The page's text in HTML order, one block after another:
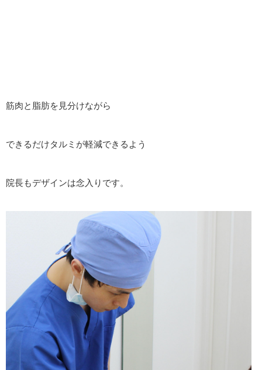
筋肉と脂肪を見分けながら
できるだけタルミが軽減できるよう
院長もデザインは念入りです。